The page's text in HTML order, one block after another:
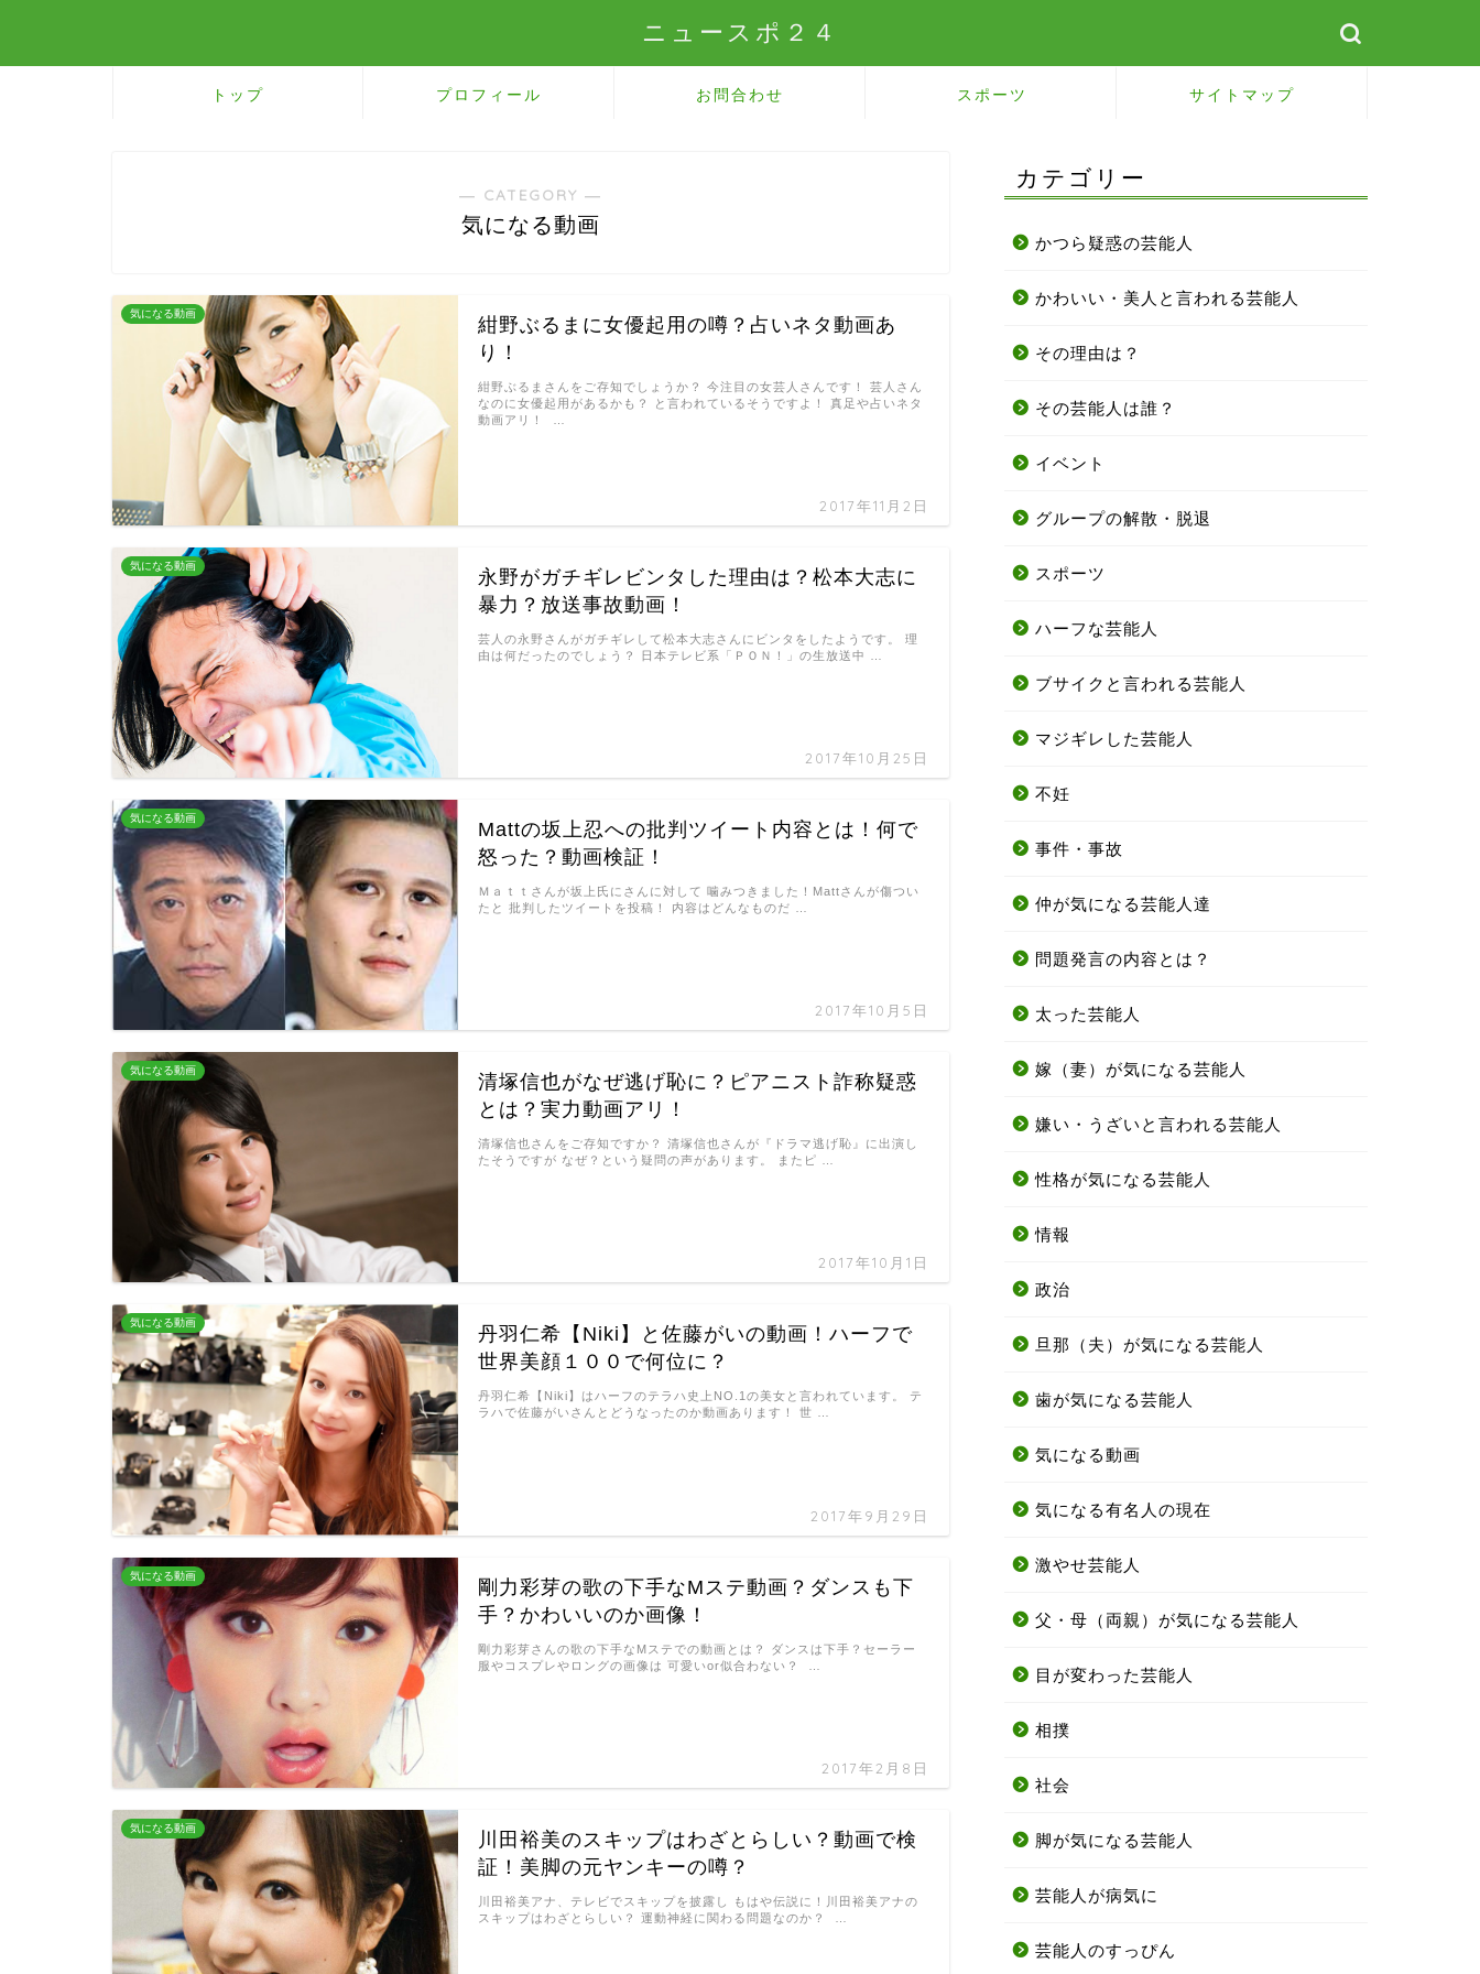
ニュースポ２４
トップ プロフィール お問合わせ スポーツ サイトマップ
― CATEGORY ―
気になる動画
気になる動画
紺野ぶるまに女優起用の噂？占いネタ動画あ
り！
2017年11月2日
紺野ぶるまさんをご存知でしょうか？ 今注目の女芸人さんです！ 芸人さん
なのに女優起用があるかも？ と言われているそうですよ！ 真足や占いネタ
動画アリ！ …
気になる動画
永野がガチギレビンタした理由は？松本大志に
暴力？放送事故動画！
2017年10月25日
芸人の永野さんがガチギレして松本大志さんにビンタをしたようです。 理
由は何だったのでしょう？ 日本テレビ系「ＰＯＮ！」の生放送中 …
気になる動画
Mattの坂上忍への批判ツイート内容とは！何で
怒った？動画検証！
2017年10月5日
Ｍａｔｔさんが坂上氏にさんに対して 噛みつきました！Mattさんが傷つい
たと 批判したツイートを投稿！ 内容はどんなものだ …
気になる動画
清塚信也がなぜ逃げ恥に？ピアニスト詐称疑惑
とは？実力動画アリ！
2017年10月1日
清塚信也さんをご存知ですか？ 清塚信也さんが『ドラマ逃げ恥』に出演し
たそうですが なぜ？という疑問の声があります。 またピ …
気になる動画
丹羽仁希【Niki】と佐藤がいの動画！ハーフで
世界美顔１００で何位に？
2017年9月29日
丹羽仁希【Niki】はハーフのテラハ史上NO.1の美女と言われています。 テ
ラハで佐藤がいさんとどうなったのか動画あります！ 世 …
気になる動画
剛力彩芽の歌の下手なMステ動画？ダンスも下
手？かわいいのか画像！
2017年2月8日
剛力彩芽さんの歌の下手なMステでの動画とは？ ダンスは下手？セーラー
服やコスプレやロングの画像は 可愛いor似合わない？ …
気になる動画
川田裕美のスキップはわざとらしい？動画で検
証！美脚の元ヤンキーの噂？
川田裕美アナ、テレビでスキップを披露し もはや伝説に！川田裕美アナの
スキップはわざとらしい？ 運動神経に関わる問題なのか？ …
カテゴリー
かつら疑惑の芸能人
かわいい・美人と言われる芸能人
その理由は？
その芸能人は誰？
イベント
グループの解散・脱退
スポーツ
ハーフな芸能人
ブサイクと言われる芸能人
マジギレした芸能人
不妊
事件・事故
仲が気になる芸能人達
問題発言の内容とは？
太った芸能人
嫁（妻）が気になる芸能人
嫌い・うざいと言われる芸能人
性格が気になる芸能人
情報
政治
旦那（夫）が気になる芸能人
歯が気になる芸能人
気になる動画
気になる有名人の現在
激やせ芸能人
父・母（両親）が気になる芸能人
目が変わった芸能人
相撲
社会
脚が気になる芸能人
芸能人が病気に
芸能人のすっぴん